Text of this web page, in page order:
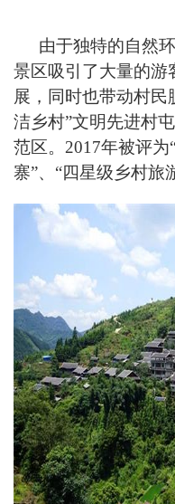
由于独特的自然
景区吸引了大量的游
展，同时也带动村民
洁乡村”文明先进村
范区。2017年被评
寨”、“四星级乡村旅